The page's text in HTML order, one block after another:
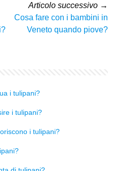
Articolo successivo →
Cosa fare con i bambini in
Veneto quando piove?
i tulipani?
i tulipani?
i tulipani?